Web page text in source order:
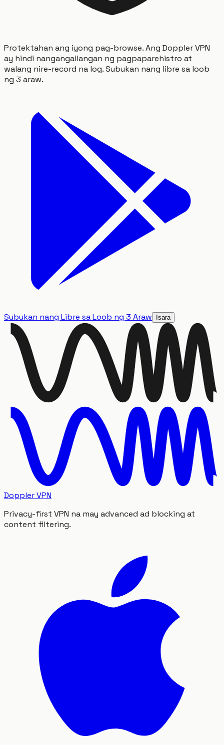
Protektahan ang iyong pag-browse. Ang Doppler VPN
ay hindi nangangailangan ng pagpaparehistro at
walang nire-record na log. Subukan nang libre sa loob
ng 3 araw.
Subukan nang Libre sa Loob ng 3 Araw Isara
Doppler VPN
Privacy-first VPN na may advanced ad blocking at
content filtering.